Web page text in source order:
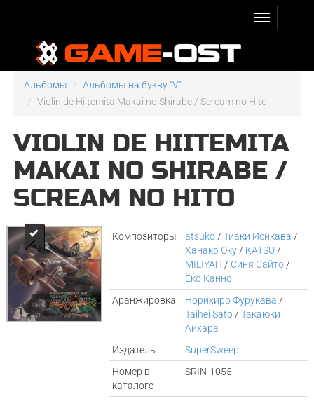
Альбомы
Альбомы на букву "V"
Violin de Hiitemita Makai no Shirabe / Scream no Hito
VIOLIN DE HIITEMITA
MAKAI NO SHIRABE /
SCREAM NO HITO
Композиторы atsuko /Тиаки Исикава /
Ханако Оку / KATSU /
MILIYAH / Синя Сайто /
Ёко Канно
Аранжировка
Норихиро Фурукава /
Taihei Sato /Такаюки
Аихара
Издатель
SuperSweep
Номер в
каталоге
SRIN-1055